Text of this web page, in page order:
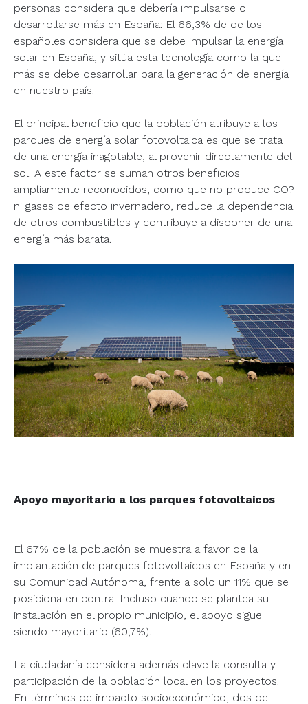
personas considera que debería impulsarse o
desarrollarse más en España: El 66,3% de de los
españoles considera que se debe impulsar la energía
solar en España, y sitúa esta tecnología como la que
más se debe desarrollar para la generación de energía
en nuestro país.
El principal beneficio que la población atribuye a los
parques de energía solar fotovoltaica es que se trata
de una energía inagotable, al provenir directamente del
sol. A este factor se suman otros beneficios
ampliamente reconocidos, como que no produce CO?
ni gases de efecto invernadero, reduce la dependencia
de otros combustibles y contribuye a disponer de una
energía más barata.
Apoyo mayoritario a los parques fotovoltaicos
El 67% de la población se muestra a favor de la
implantación de parques fotovoltaicos en España y en
su Comunidad Autónoma, frente a solo un 11% que se
posiciona en contra. Incluso cuando se plantea su
instalación en el propio municipio, el apoyo sigue
siendo mayoritario (60,7%).
La ciudadanía considera además clave la consulta y
participación de la población local en los proyectos.
En términos de impacto socioeconómico, dos de